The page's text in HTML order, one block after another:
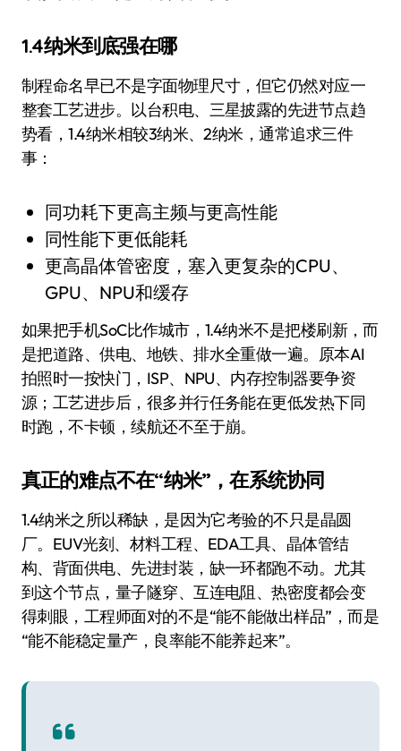
1.4纳米到底强在哪
制程命名早已不是字面物理尺寸，但它仍然对应一
整套工艺进步。以台积电、三星披露的先进节点趋
势看，1.4纳米相较3纳米、2纳米，通常追求三件
事：
同功耗下更高主频与更高性能
同性能下更低能耗
更高晶体管密度，塞入更复杂的CPU、
GPU、NPU和缓存
如果把手机SoC比作城市，1.4纳米不是把楼刷新，而
是把道路、供电、地铁、排水全重做一遍。原本AI
拍照时一按快门，ISP、NPU、内存控制器要争资
源；工艺进步后，很多并行任务能在更低发热下同
时跑，不卡顿，续航还不至于崩。
真正的难点不在“纳米”，在系统协同
1.4纳米之所以稀缺，是因为它考验的不只是晶圆
厂。EUV光刻、材料工程、EDA工具、晶体管结
构、背面供电、先进封装，缺一环都跑不动。尤其
到这个节点，量子隧穿、互连电阻、热密度都会变
得刺眼，工程师面对的不是“能不能做出样品”，而是
“能不能稳定量产，良率能不能养起来”。